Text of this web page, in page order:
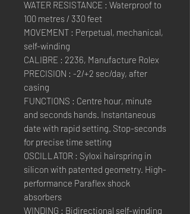
WATER RESISTANCE : Waterproof to
100 metres / 330 feet
MOVEMENT : Perpetual, mechanical,
self-winding
CALIBRE : 2236, Manufacture Rolex
PRECISION : -2/+2 sec/day, after
casing
FUNCTIONS : Centre hour, minute
and seconds hands. Instantaneous
date with rapid setting. Stop-seconds
for precise time setting
OSCILLATOR : Syloxi hairspring in
silicon with patented geometry. High-
performance Paraflex shock
absorbers
WINDING : Bidirectional self-winding